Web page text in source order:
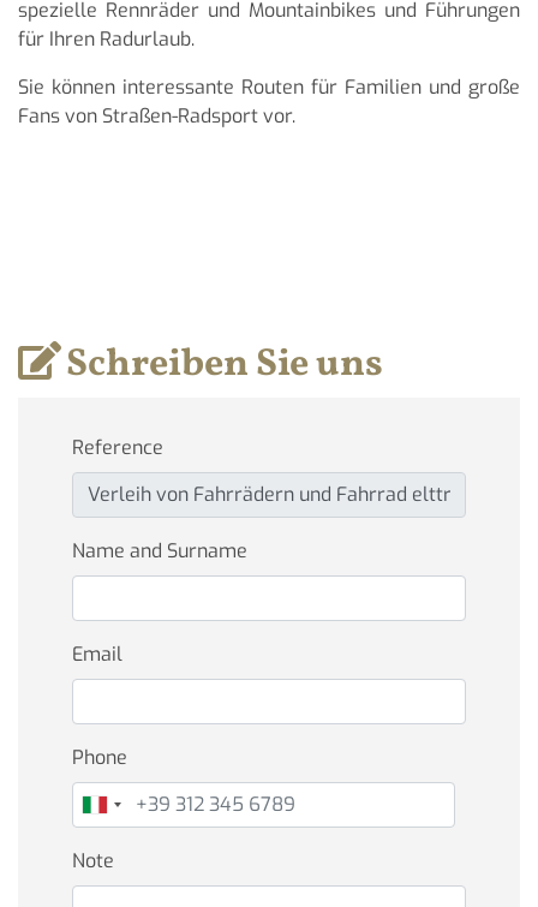
spezielle Rennräder und Mountainbikes und Führungen
für Ihren Radurlaub.
Sie können interessante Routen für Familien und große
Fans von Straßen-Radsport vor.
Schreiben Sie uns
Reference
Name and Surname
Email
Phone
Note